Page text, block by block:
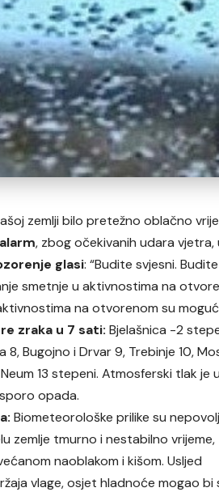
zemlji bilo pretežno oblačno
, zbog očekivanih udara vjetra,
glasi: “Budite svjesni.
smetnje u aktivnostima na
na otvorenom su
zraka u 7 sati: Bjelašnica -2
8, Bugojno i Drvar 9, Trebinje 10,
13 stepeni. Atmosferski tlak
opada.
Biometeorološke prilike su
zemlje tmurno i nestabilno vrijeme,
naoblakom i kišom. Usljed
vlage, osjet hladnoće mogao bi